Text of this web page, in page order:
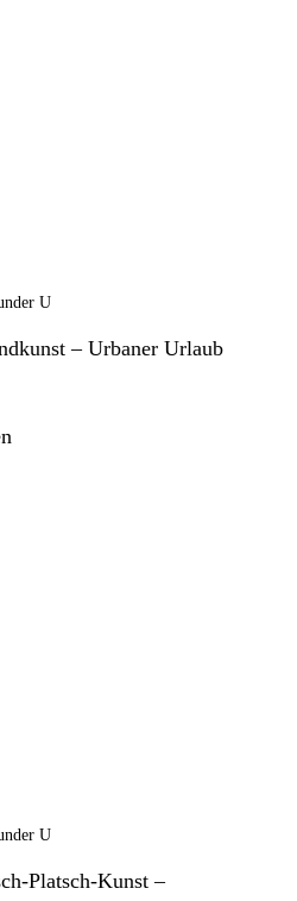
U
– Urbaner Urlaub
U
Platsch-Kunst –